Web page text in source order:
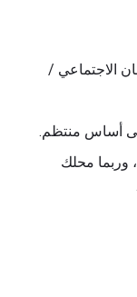
الاجتماعي /
أساس منتظم.
وربما محلك